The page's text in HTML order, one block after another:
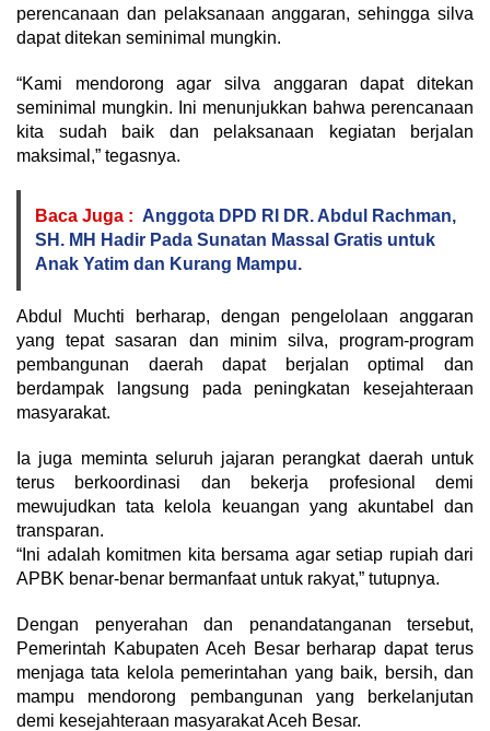
perencanaan dan pelaksanaan anggaran, sehingga silva
dapat ditekan seminimal mungkin.
“Kami mendorong agar silva anggaran dapat ditekan
seminimal mungkin. Ini menunjukkan bahwa perencanaan
kita sudah baik dan pelaksanaan kegiatan berjalan
maksimal,” tegasnya.
Baca Juga : Anggota DPD RI DR. Abdul Rachman,
SH. MH Hadir Pada Sunatan Massal Gratis untuk
Anak Yatim dan Kurang Mampu.
Abdul Muchti berharap, dengan pengelolaan anggaran
yang tepat sasaran dan minim silva, program-program
pembangunan daerah dapat berjalan optimal dan
berdampak langsung pada peningkatan kesejahteraan
masyarakat.
Ia juga meminta seluruh jajaran perangkat daerah untuk
terus berkoordinasi dan bekerja profesional demi
mewujudkan tata kelola keuangan yang akuntabel dan
transparan.
“Ini adalah komitmen kita bersama agar setiap rupiah dari
APBK benar-benar bermanfaat untuk rakyat,” tutupnya.
Dengan penyerahan dan penandatanganan tersebut,
Pemerintah Kabupaten Aceh Besar berharap dapat terus
menjaga tata kelola pemerintahan yang baik, bersih, dan
mampu mendorong pembangunan yang berkelanjutan
demi kesejahteraan masyarakat Aceh Besar.